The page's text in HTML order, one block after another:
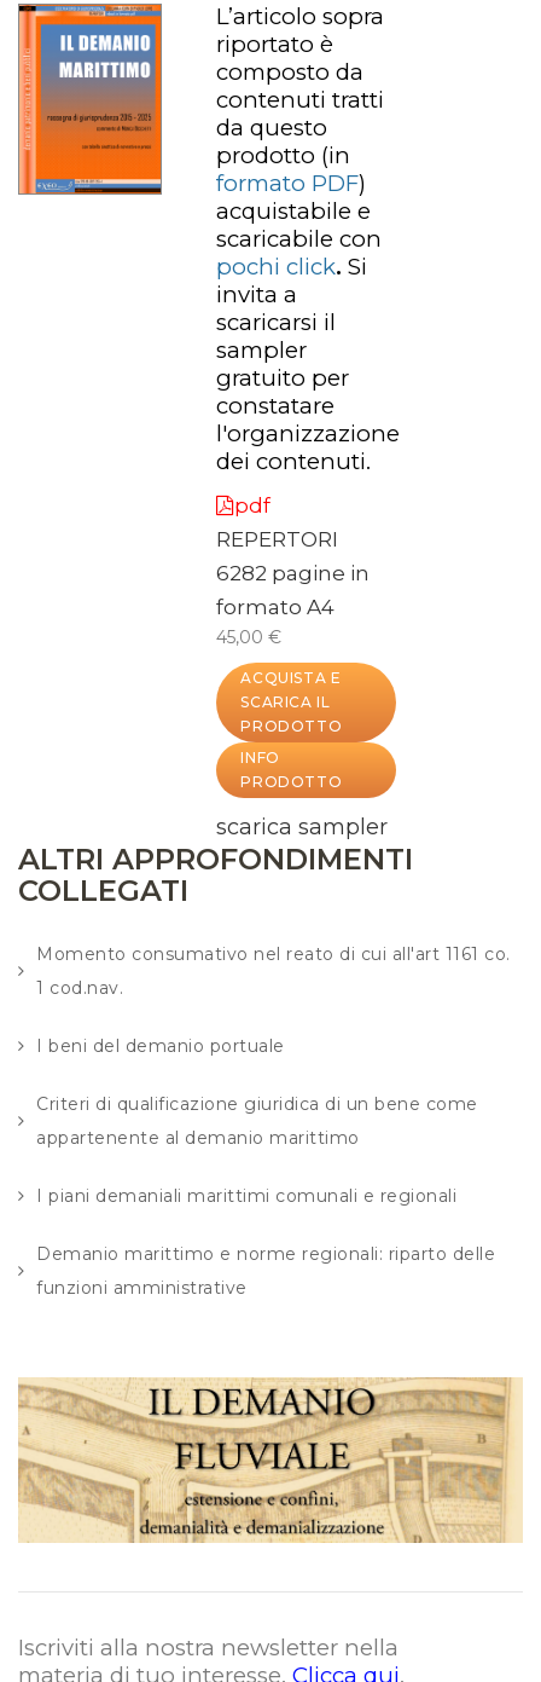
L’articolo sopra
riportato è
composto da
contenuti tratti
da questo
prodotto (in
formato PDF)
acquistabile e
scaricabile con
pochi click. Si
invita a
scaricarsi il
sampler
gratuito per
constatare
l'organizzazione
dei contenuti.
pdf
REPERTORI
6282 pagine in
formato A4
45,00 €
ACQUISTA E
SCARICA IL
PRODOTTO
INFO
PRODOTTO
scarica sampler
ALTRI APPROFONDIMENTI
COLLEGATI
Momento consumativo nel reato di cui all'art 1161 co.
1 cod.nav.
I beni del demanio portuale
Criteri di qualificazione giuridica di un bene come
appartenente al demanio marittimo
I piani demaniali marittimi comunali e regionali
Demanio marittimo e norme regionali: riparto delle
funzioni amministrative
Iscriviti alla nostra newsletter nella
materia di tuo interesse. Clicca qui.